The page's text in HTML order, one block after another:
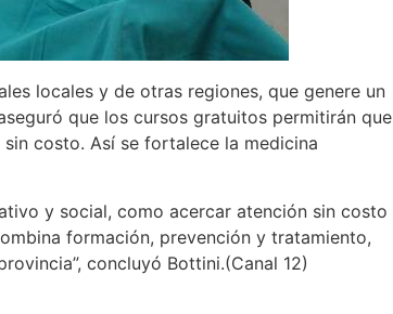
locales y de otras regiones, que genere un
que los cursos gratuitos permitirán que
costo. Así se fortalece la medicina
y social, como acercar atención sin costo
formación, prevención y tratamiento,
concluyó Bottini.(Canal 12)